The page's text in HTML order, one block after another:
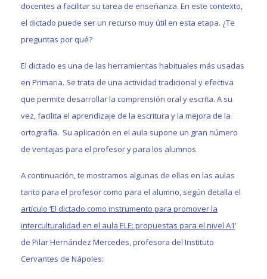
docentes a facilitar su tarea de enseñanza. En este contexto,
el dictado puede ser un recurso muy útil en esta etapa. ¿Te
preguntas por qué?
El dictado es una de las herramientas habituales más usadas
en Primaria. Se trata de una actividad tradicional y efectiva
que permite desarrollar la comprensión oral y escrita. A su
vez, facilita el aprendizaje de la escritura y la mejora de la
ortografía. Su aplicación en el aula supone un gran número
de ventajas para el profesor y para los alumnos.
A continuación, te mostramos algunas de ellas en las aulas
tanto para el profesor como para el alumno, según detalla el
artículo ‘El dictado como instrumento para promover la
interculturalidad en el aula ELE: propuestas para el nivel A1’
de Pilar Hernández Mercedes, profesora del Instituto
Cervantes de Nápoles: